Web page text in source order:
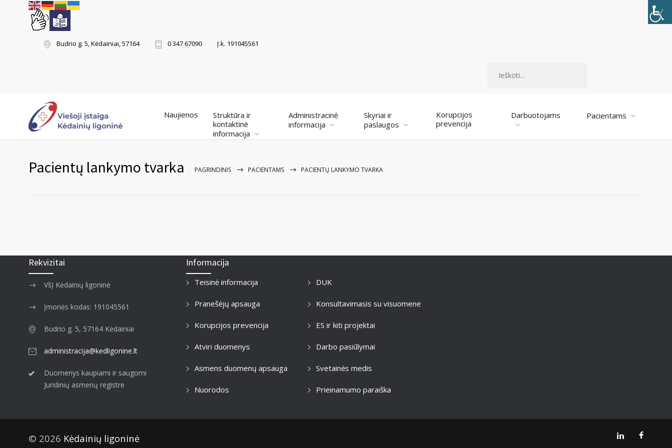
Budrio g. 5, Kėdainiai, 57164 0 347 67090 Į.k. 191045561
Naujienos
Struktūra ir
kontaktinė
informacija
Administracinė
informacija
Skyriai ir
paslaugos
Korupcijos
prevencija
Darbuotojams Pacientams
Pacientų lankymo tvarka PAGRINDINIS PACIENTAMS PACIENTŲ LANKYMO TVARKA
Rekvizitai
VšĮ Kėdainių ligoninė
Įmonės kodas: 191045561
Budrio g. 5, 57164 Kėdainiai
administracija@kedligonine.lt
Duomenys kaupiami ir saugomi
Juridinių asmenų registre
Informacija
Teisinė informacija
Pranešėjų apsauga
Korupcijos prevencija
Atviri duomenys
Asmens duomenų apsauga
Nuorodos
DUK
Konsultavimasis su visuomene
ES ir kiti projektai
Darbo pasiūlymai
Svetainės medis
Prieinamumo paraiška
© 2026 Kėdainių ligoninė